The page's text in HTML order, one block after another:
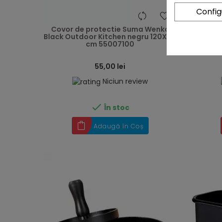
heart
Covor de protectie Suma Wenko
Black Outdoor Kitchen negru 120X60
cm 55007100
55,00 lei
Niciun review
 În stoc
Adaugă în Coș